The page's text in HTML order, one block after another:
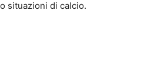
situazioni di calcio.